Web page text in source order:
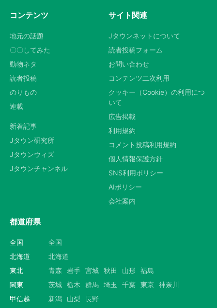
コンテンツ
地元の話題
〇〇してみた
動物ネタ
読者投稿
のりもの
連載
新着記事
Jタウン研究所
Jタウンウィズ
Jタウンチャンネル
サイト関連
Jタウンネットについて
読者投稿フォーム
お問い合わせ
コンテンツ二次利用
クッキー（Cookie）の利用につ
いて
広告掲載
利用規約
コメント投稿利用規約
個人情報保護方針
SNS利用ポリシー
AIポリシー
会社案内
都道府県
全国
全国
北海道
北海道
東北
青森 岩手 宮城 秋田 山形 福島
関東
茨城 栃木 群馬 埼玉 千葉 東京 神奈川
甲信越
新潟 山梨 長野